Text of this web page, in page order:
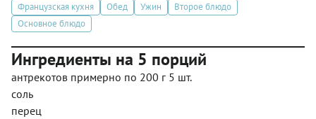
Французская кухня
Обед Ужин
Второе блюдо
Основное блюдо
Ингредиенты на 5 порций
антрекотов примерно по 200 г 5 шт.
соль
перец